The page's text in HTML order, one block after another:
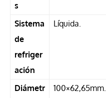
s
Sistema
de
refriger
ación
Líquida.
Diámetr
100×62,65mm.